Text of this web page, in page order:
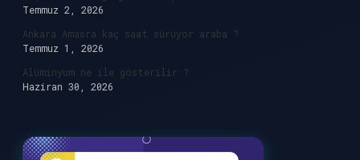
Temmuz 2, 2026
Ankara Amasra kaç saat sürüyor araba ?
Temmuz 1, 2026
Alüminyum ne ile gösterilir ?
Haziran 30, 2026